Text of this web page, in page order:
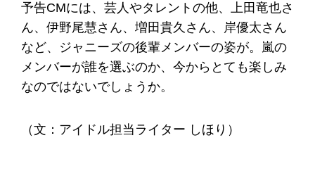
予告CMには、芸人やタレントの他、上田竜也さ
ん、伊野尾慧さん、増田貴久さん、岸優太さん
など、ジャニーズの後輩メンバーの姿が。嵐の
メンバーが誰を選ぶのか、今からとても楽しみ
なのではないでしょうか。
（文：アイドル担当ライター しほり）